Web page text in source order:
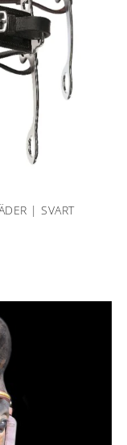
| SVART